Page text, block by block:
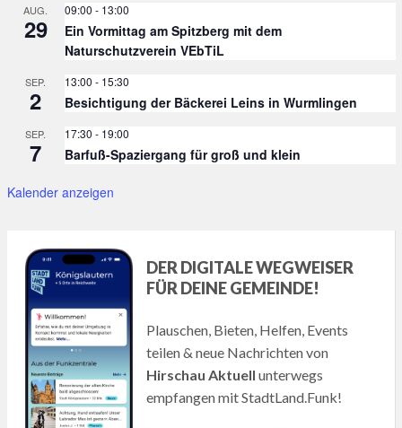
AUG.
29
09:00 - 13:00
Ein Vormittag am Spitzberg mit dem
Naturschutzverein VEbTiL
SEP.
2
13:00 - 15:30
Besichtigung der Bäckerei Leins in Wurmlingen
SEP.
7
17:30 - 19:00
Barfuß-Spaziergang für groß und klein
Kalender anzeigen
DER DIGITALE WEGWEISER
FÜR DEINE GEMEINDE!
Plauschen, Bieten, Helfen, Events
teilen & neue Nachrichten von
Hirschau Aktuell unterwegs
empfangen mit StadtLand.Funk!